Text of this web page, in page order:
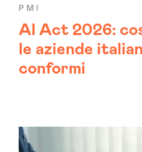
PMI
AI Act 2026:
le aziende
conformi